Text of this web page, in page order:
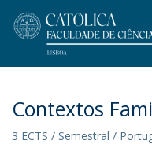
Contextos
3 ECTS / Semestral /